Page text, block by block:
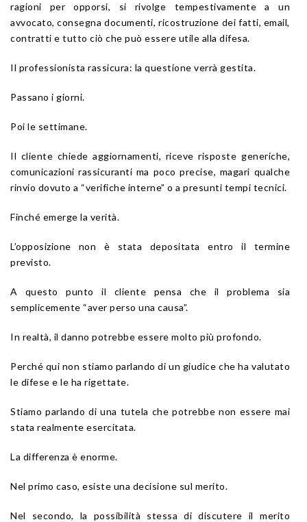
ragioni per opporsi, si rivolge tempestivamente a un
avvocato, consegna documenti, ricostruzione dei fatti, email,
contratti e tutto ciò che può essere utile alla difesa.
Il professionista rassicura: la questione verrà gestita.
Passano i giorni.
Poi le settimane.
Il cliente chiede aggiornamenti, riceve risposte generiche,
comunicazioni rassicuranti ma poco precise, magari qualche
rinvio dovuto a “verifiche interne” o a presunti tempi tecnici.
Finché emerge la verità.
L’opposizione non è stata depositata entro il termine
previsto.
A questo punto il cliente pensa che il problema sia
semplicemente “aver perso una causa”.
In realtà, il danno potrebbe essere molto più profondo.
Perché qui non stiamo parlando di un giudice che ha valutato
le difese e le ha rigettate.
Stiamo parlando di una tutela che potrebbe non essere mai
stata realmente esercitata.
La differenza è enorme.
Nel primo caso, esiste una decisione sul merito.
Nel secondo, la possibilità stessa di discutere il merito